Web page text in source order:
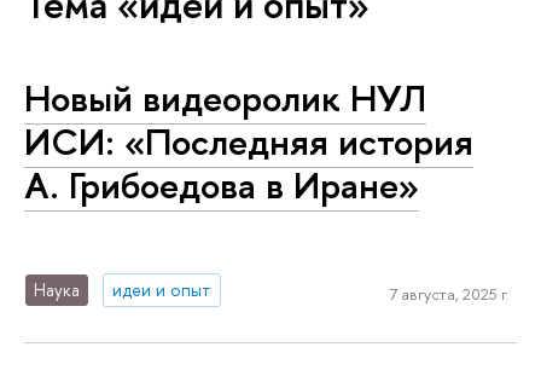
Новый видеоролик НУЛ
ИСИ: «Последняя история
А. Грибоедова в Иране»
Наука идеи и опыт 7 августа, 2025 г.